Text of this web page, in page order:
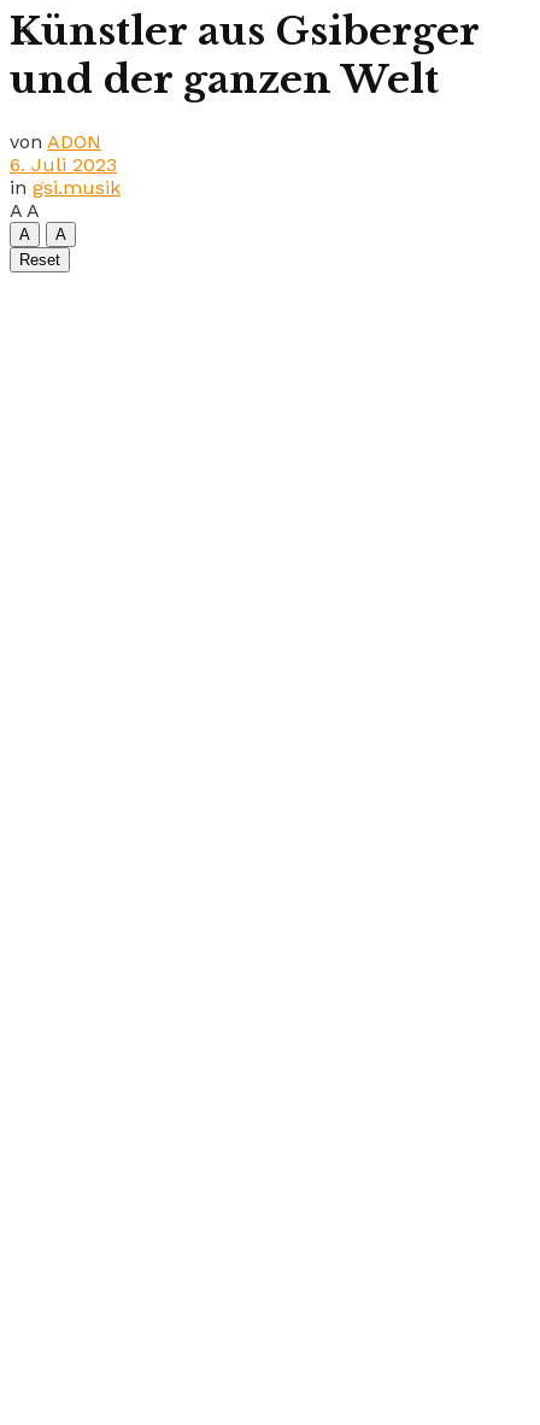
Künstler aus Gsiberger
und der ganzen Welt
von ADON
6. Juli 2023
in gsi.musik
A A
A
A
Reset